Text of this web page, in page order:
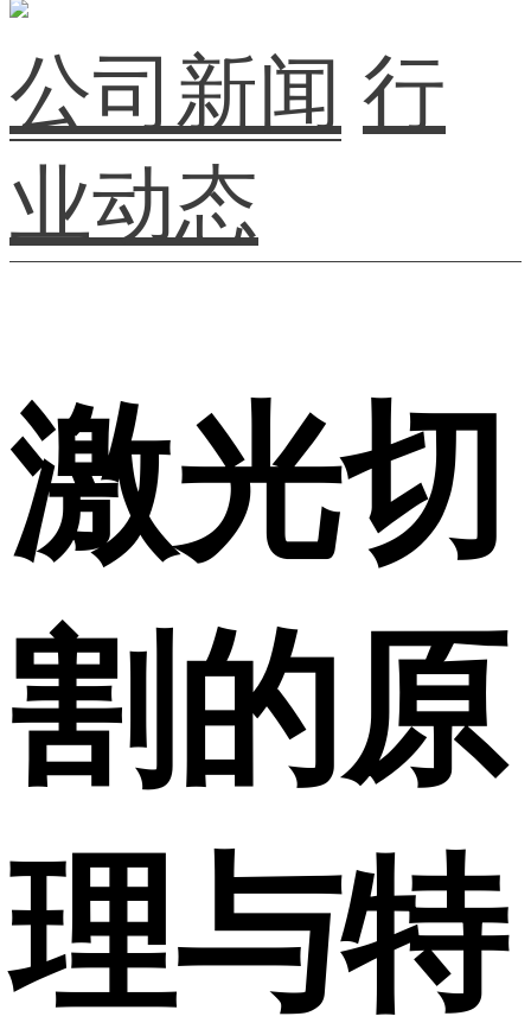
公司新闻 行
业动态
激光切
割的原
理与特